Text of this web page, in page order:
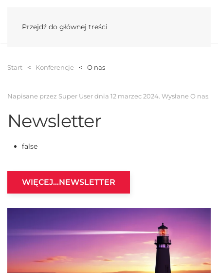
Przejdź do głównej treści
Start Konferencje O nas
Napisane przez Super User dnia 12 marzec 2024. Wysłane O nas.
Newsletter
false
WIĘCEJ…NEWSLETTER